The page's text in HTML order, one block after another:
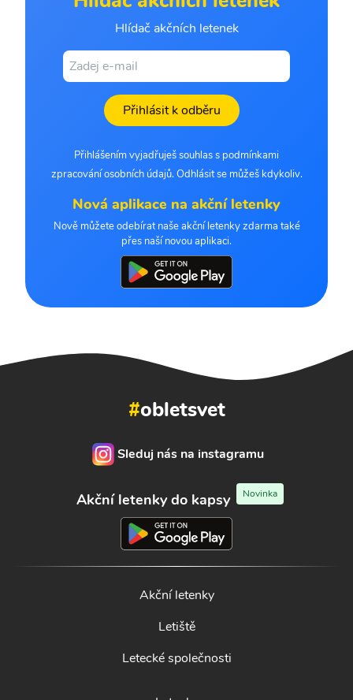
Hlídač akčních letenek
Přihlásit k odběru
Přihlášením vyjadřuješ souhlas s podmínkami
zpracování osobních údajů. Odhlásit se můžeš kdykoliv.
Nová aplikace na akční letenky
Nově můžete odebírat naše akční letenky zdarma také
přes naší novou aplikaci.
#obletsvet
Sleduj nás na instagramu
Akční letenky do kapsy Novinka
Akční letenky
Letiště
Letecké společnosti